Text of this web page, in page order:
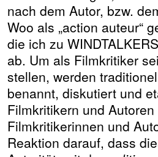
nach dem Autor, bzw.
Woo als „action auteur“
die ich zu
ab. Um als Filmkritiker
stellen, werden
benannt, diskutiert und
Filmkritikern und
Filmkritikerinnen und
Reaktion darauf, dass